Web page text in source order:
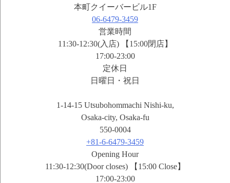
本町クイーバービル1F
06-6479-3459
営業時間
11:30-12:30(入店) 【15:00閉店】
17:00-23:00
定休日
日曜日・祝日
1-14-15 Utsubohommachi Nishi-ku,
Osaka-city, Osaka-fu
550-0004
+81-6-6479-3459
Opening Hour
11:30-12:30(Door closes) 【15:00 Close】
17:00-23:00